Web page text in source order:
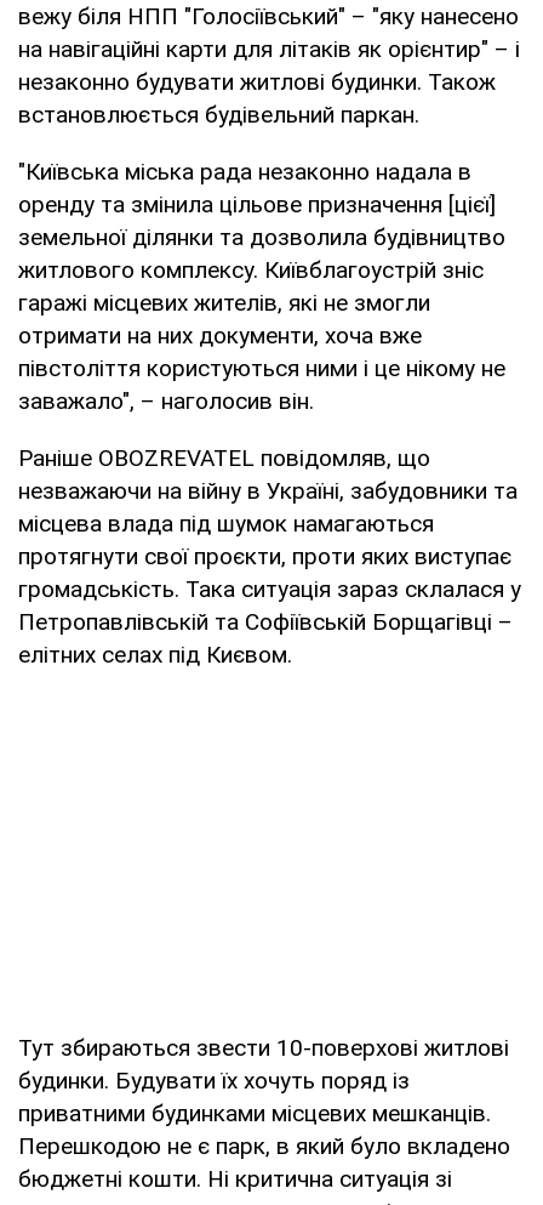
вежу біля НПП "Голосіївський" – "яку нанесено
на навігаційні карти для літаків як орієнтир" – і
незаконно будувати житлові будинки. Також
встановлюється будівельний паркан.
"Київська міська рада незаконно надала в
оренду та змінила цільове призначення [цієї]
земельної ділянки та дозволила будівництво
житлового комплексу. Київблагоустрій зніс
гаражі місцевих жителів, які не змогли
отримати на них документи, хоча вже
півстоліття користуються ними і це нікому не
заважало", – наголосив він.
Раніше OBOZREVATEL повідомляв, що
незважаючи на війну в Україні, забудовники та
місцева влада під шумок намагаються
протягнути свої проєкти, проти яких виступає
громадськість. Така ситуація зараз склалася у
Петропавлівській та Софіївській Борщагівці –
елітних селах під Києвом.
Тут збираються звести 10-поверхові житлові
будинки. Будувати їх хочуть поряд із
приватними будинками місцевих мешканців.
Перешкодою не є парк, в який було вкладено
бюджетні кошти. Ні критична ситуація зі